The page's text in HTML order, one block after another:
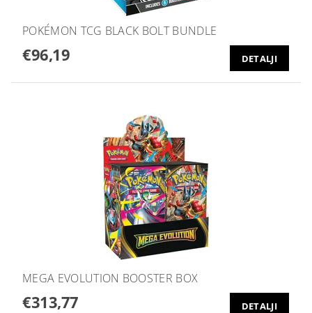
POKÉMON TCG BLACK BOLT BUNDLE
€96,19 DETALJI
MEGA EVOLUTION BOOSTER BOX
€313,77 DETALJI